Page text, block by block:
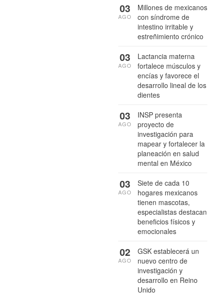
Millones de mexicanos
con síndrome de
intestino irritable y
estreñimiento crónico
03
AGO
Lactancia materna
fortalece músculos y
encías y favorece el
desarrollo lineal de los
dientes
03
AGO
INSP presenta
proyecto de
investigación para
mapear y fortalecer la
planeación en salud
mental en México
03
AGO
Siete de cada 10
hogares mexicanos
tienen mascotas,
especialistas destacan
beneficios físicos y
emocionales
03
AGO
GSK establecerá un
nuevo centro de
investigación y
desarrollo en Reino
Unido
02
AGO